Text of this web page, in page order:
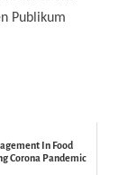
Publikum
In Food
Corona Pandemic